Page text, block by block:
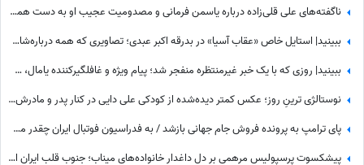
ناگفته‌های علی قلی‌زاده درباره یاسمن فرمانی و مصدومیت عجیب او به دست همسرش! وقتی کری فوتبالی به خانه رسید
ببینید| استایل خاص «عقاب آسیا» در بدرقه اکبر عبدی؛ تصاویری که همه درباره‌شان صحبت می‌کنند
ببینید| روزی که با یک خبر غیرمنتظره منفجر شد؛ پیام ویژه و غافلگیرکننده یامال، ستاره تیم اسپانیا برای دختر 28 ساله داور صداتو چه بود؟
نوستالژی ترینِ روز؛ عکس کمتر دیده‌شده از کودکی علی دایی در کنار پدر و مادرش؛ سفری که خاطره شد
پای ترامپ به پرونده فروش جام جهانی بازشد / به فدراسیون فوتبال ایران چقدر می‌رسد؟
پیشکسوت پرسپولیس مرهمی بر دل داغدار خانواده‌های میناب؛ جنوب قلب ایران است...